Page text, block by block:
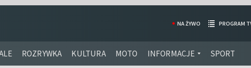
ROZRYWKA KULTURA MOTO INFORMACJE SPORT
NA ŻYWO PROGRAM